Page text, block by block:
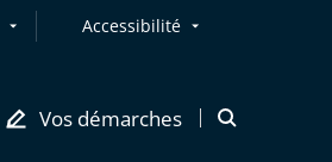
Accessibilité
Vos démarches
Ouvrir